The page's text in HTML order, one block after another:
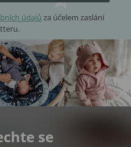
údajů za účelem zaslání
se